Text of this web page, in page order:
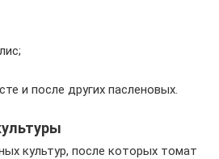
и после других пасленовых.
культур, после которых томат